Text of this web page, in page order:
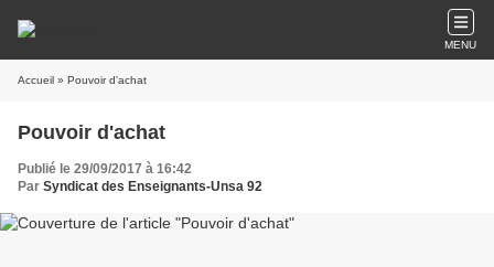
MENU
Accueil » Pouvoir d'achat
Pouvoir d'achat
Publié le 29/09/2017 à 16:42
Par Syndicat des Enseignants-Unsa 92